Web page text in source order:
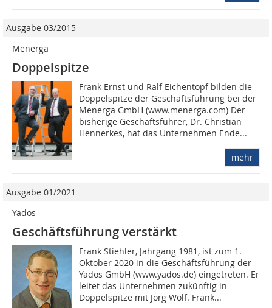
Ausgabe 03/2015
Menerga
Doppelspitze
Frank Ernst und Ralf Eichentopf bilden die
Doppelspitze der Geschäftsführung bei der
Menerga GmbH (www.menerga.com) Der
bisherige Geschäftsführer, Dr. Christian
Hennerkes, hat das Unternehmen Ende...
mehr
Ausgabe 01/2021
Yados
Geschäftsführung verstärkt
Frank Stiehler, Jahrgang 1981, ist zum 1.
Oktober 2020 in die Geschäftsführung der
Yados GmbH (www.yados.de) eingetreten. Er
leitet das Unternehmen zukünftig in
Doppelspitze mit Jörg Wolf. Frank...